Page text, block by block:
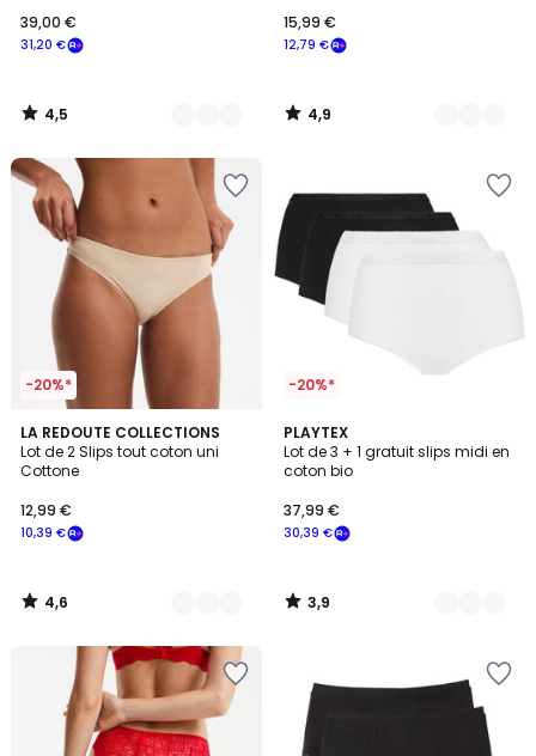
31,20 €
39,00 €
4,5
/
12,79 €
15,99 €
4,9
/
-20%*
LA REDOUTE COLLECTIONS
Lot de 2 Slips tout coton uni
Cottone
10,39 €
12,99 €
4,6
/ 5
4
Couleurs
4,6
/
-20%*
PLAYTEX
Lot de 3 + 1 gratuit slips midi en
coton bio
30,39 €
37,99 €
3,9
/ 5
3
Couleurs
3,9
/